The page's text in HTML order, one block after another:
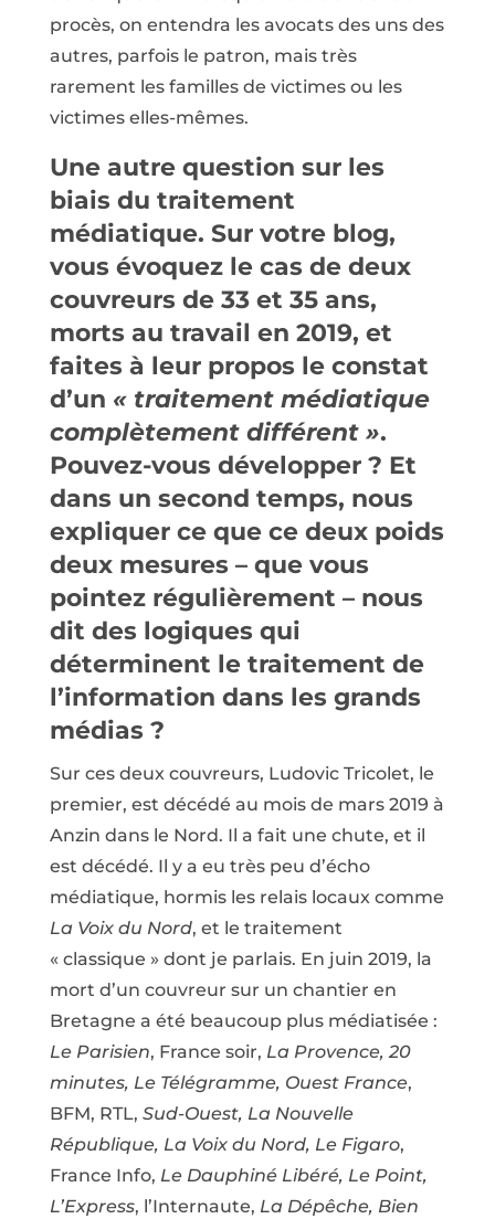
procès, on entendra les avocats des uns des
autres, parfois le patron, mais très
rarement les familles de victimes ou les
victimes elles-mêmes.
Une autre question sur les
biais du traitement
médiatique. Sur votre blog,
vous évoquez le cas de deux
couvreurs de 33 et 35 ans,
morts au travail en 2019, et
faites à leur propos le constat
d’un « traitement médiatique
complètement différent ».
Pouvez-vous développer ? Et
dans un second temps, nous
expliquer ce que ce deux poids
deux mesures – que vous
pointez régulièrement – nous
dit des logiques qui
déterminent le traitement de
l’information dans les grands
médias ?
Sur ces deux couvreurs, Ludovic Tricolet, le
premier, est décédé au mois de mars 2019 à
Anzin dans le Nord. Il a fait une chute, et il
est décédé. Il y a eu très peu d’écho
médiatique, hormis les relais locaux comme
La Voix du Nord, et le traitement
« classique » dont je parlais. En juin 2019, la
mort d’un couvreur sur un chantier en
Bretagne a été beaucoup plus médiatisée :
Le Parisien, France soir, La Provence, 20
minutes, Le Télégramme, Ouest France,
BFM, RTL, Sud-Ouest, La Nouvelle
République, La Voix du Nord, Le Figaro,
France Info, Le Dauphiné Libéré, Le Point,
L’Express, l’Internaute, La Dépêche, Bien